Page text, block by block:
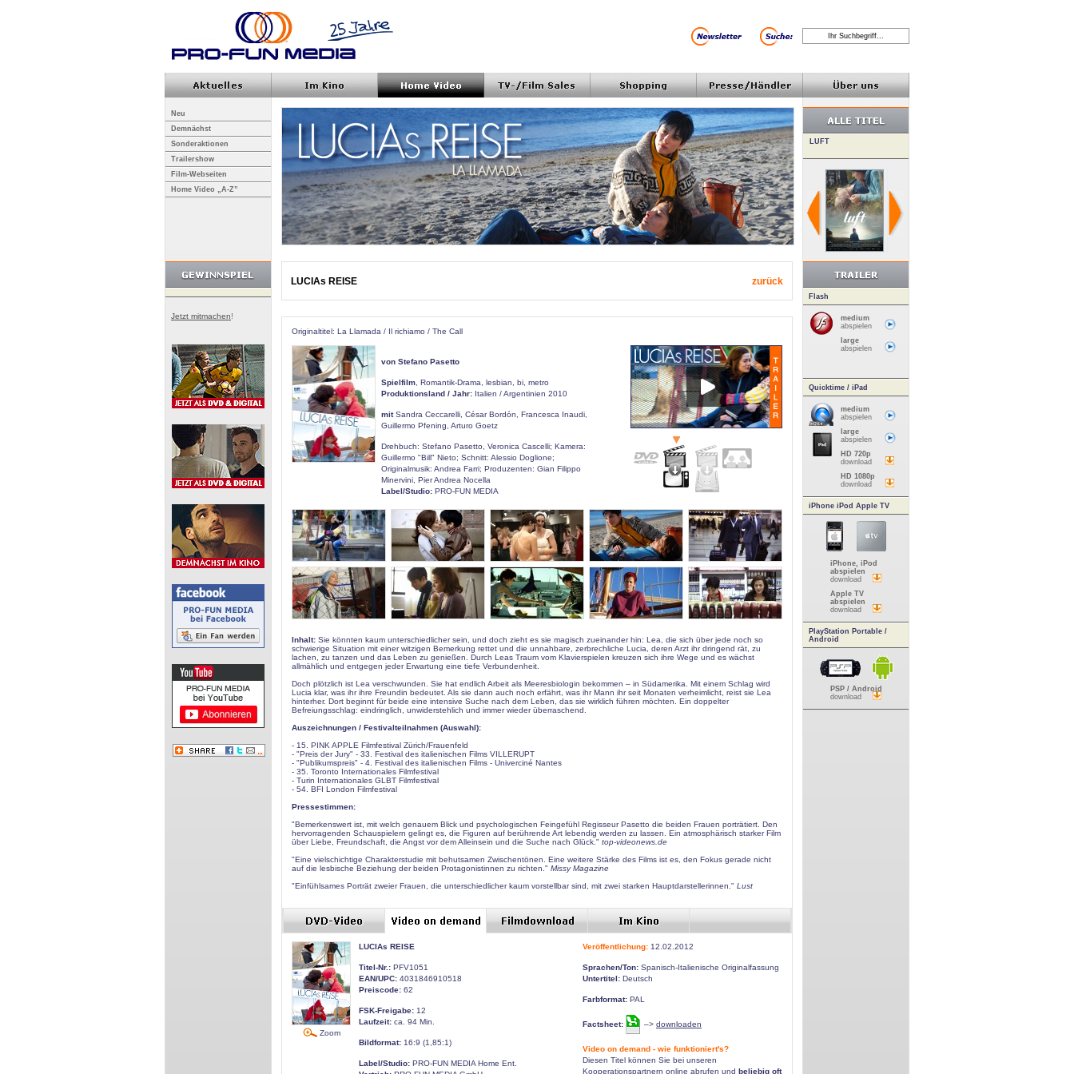
Neu
Demnächst
Sonderaktionen
Trailershow
Film-Webseiten
Home Video „A-Z”
Jetzt mitmachen!
LUCIAs REISE zurück
Originaltitel: La Llamada / Il richiamo / The Call
von Stefano Pasetto
Spielfilm , Romantik-Drama, lesbian, bi, metro
Produktionsland / Jahr: Italien / Argentinien 2010
mitSandra Ceccarelli, César Bordón, Francesca Inaudi,
Guillermo Pfening, Arturo Goetz
Drehbuch: Stefano Pasetto, Veronica Cascelli; Kamera:
Guillermo "Bill" Nieto; Schnitt: Alessio Doglione;
Originalmusik: Andrea Farri; Produzenten: Gian Filippo
Minervini, Pier Andrea Nocella
Label/Studio: PRO-FUN MEDIA
Inhalt: Sie könnten kaum unterschiedlicher sein, und doch zieht es sie magisch zueinander hin: Lea, die sich über jede noch so
schwierige Situation mit einer witzigen Bemerkung rettet und die unnahbare, zerbrechliche Lucia, deren Arzt ihr dringend rät, zu
lachen, zu tanzen und das Leben zu genießen. Durch Leas Traum vom Klavierspielen kreuzen sich ihre Wege und es wächst
allmählich und entgegen jeder Erwartung eine tiefe Verbundenheit.
Doch plötzlich ist Lea verschwunden. Sie hat endlich Arbeit als Meeresbiologin bekommen – in Südamerika. Mit einem Schlag wird
Lucia klar, was ihr ihre Freundin bedeutet. Als sie dann auch noch erfährt, was ihr Mann ihr seit Monaten verheimlicht, reist sie Lea
hinterher. Dort beginnt für beide eine intensive Suche nach dem Leben, das sie wirklich führen möchten. Ein doppelter
Befreiungsschlag: eindringlich, unwiderstehlich und immer wieder überraschend.
Auszeichnungen / Festivalteilnahmen (Auswahl):
- 15. PINK APPLE Filmfestival Zürich/Frauenfeld
- "Preis der Jury" - 33. Festival des italienischen Films VILLERUPT
- "Publikumspreis" - 4. Festival des italienischen Films - Univerciné Nantes
- 35. Toronto Internationales Filmfestival
- Turin Internationales GLBT Filmfestival
- 54. BFI London Filmfestival
Pressestimmen:
"Bemerkenswert ist, mit welch genauem Blick und psychologischen Feingefühl Regisseur Pasetto die beiden Frauen porträtiert. Den
hervorragenden Schauspielern gelingt es, die Figuren auf berührende Art lebendig werden zu lassen. Ein atmosphärisch starker Film
über Liebe, Freundschaft, die Angst vor dem Alleinsein und die Suche nach Glück." top-videonews.de
"Eine vielschichtige Charakterstudie mit behutsamen Zwischentönen. Eine weitere Stärke des Films ist es, den Fokus gerade nicht
auf die lesbische Beziehung der beiden Protagonistinnen zu richten." Missy Magazine
"Einfühlsames Porträt zweier Frauen, die unterschiedlicher kaum vorstellbar sind, mit zwei starken Hauptdarstellerinnen." Lust
Zoom
LUCIAs REISE
Titel-Nr.: PFV1051
EAN/UPC: 4031846910518
Preiscode: 62
FSK-Freigabe: 12
Laufzeit: ca. 94 Min.
Bildformat: 16:9 (1,85:1)
Label/Studio: PRO-FUN MEDIA Home Ent.
Veröffentlichung: 12.02.2012
Sprachen/Ton: Spanisch-Italienische Originalfassung
Untertitel: Deutsch
Farbformat: PAL
Factsheet: –> downloaden
Video on demand - wie funktioniert's?
Diesen Titel können Sie bei unseren
Kooperationspartnern online abrufen und beliebig oft
Flash
medium
abspielen
large
abspielen
Quicktime / iPad
medium
abspielen
large
abspielen
HD 720p
download
HD 1080p
download
iPhone iPod Apple TV
iPhone, iPod
abspielen
download
Apple TV
abspielen
download
PlayStation Portable /
Android
PSP / Android
download